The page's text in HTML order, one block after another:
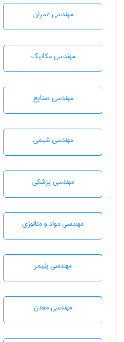
مهندسی عمران
مهندسی مکانیک
مهندسی صنايع
مهندسي شيمی
مهندسی پزشکی
مهندسی مواد و متالوژی
مهندسی پليمر
مهندسی معدن